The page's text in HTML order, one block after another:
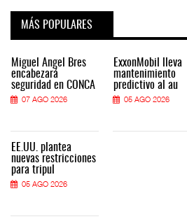
MÁS POPULARES
Miguel Ángel Bres
encabezará
seguridad en CONCA
07 AGO 2026
EE.UU. plantea
nuevas restricciones
para tripul
05 AGO 2026
ExxonMobil lleva
mantenimiento
predictivo al au
05 AGO 2026